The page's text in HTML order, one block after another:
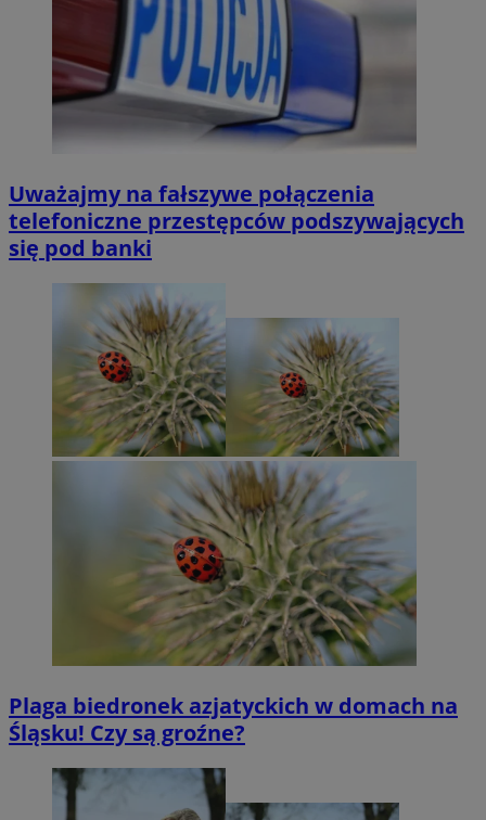
Uważajmy na fałszywe połączenia
telefoniczne przestępców podszywających
się pod banki
Plaga biedronek azjatyckich w domach na
Śląsku! Czy są groźne?